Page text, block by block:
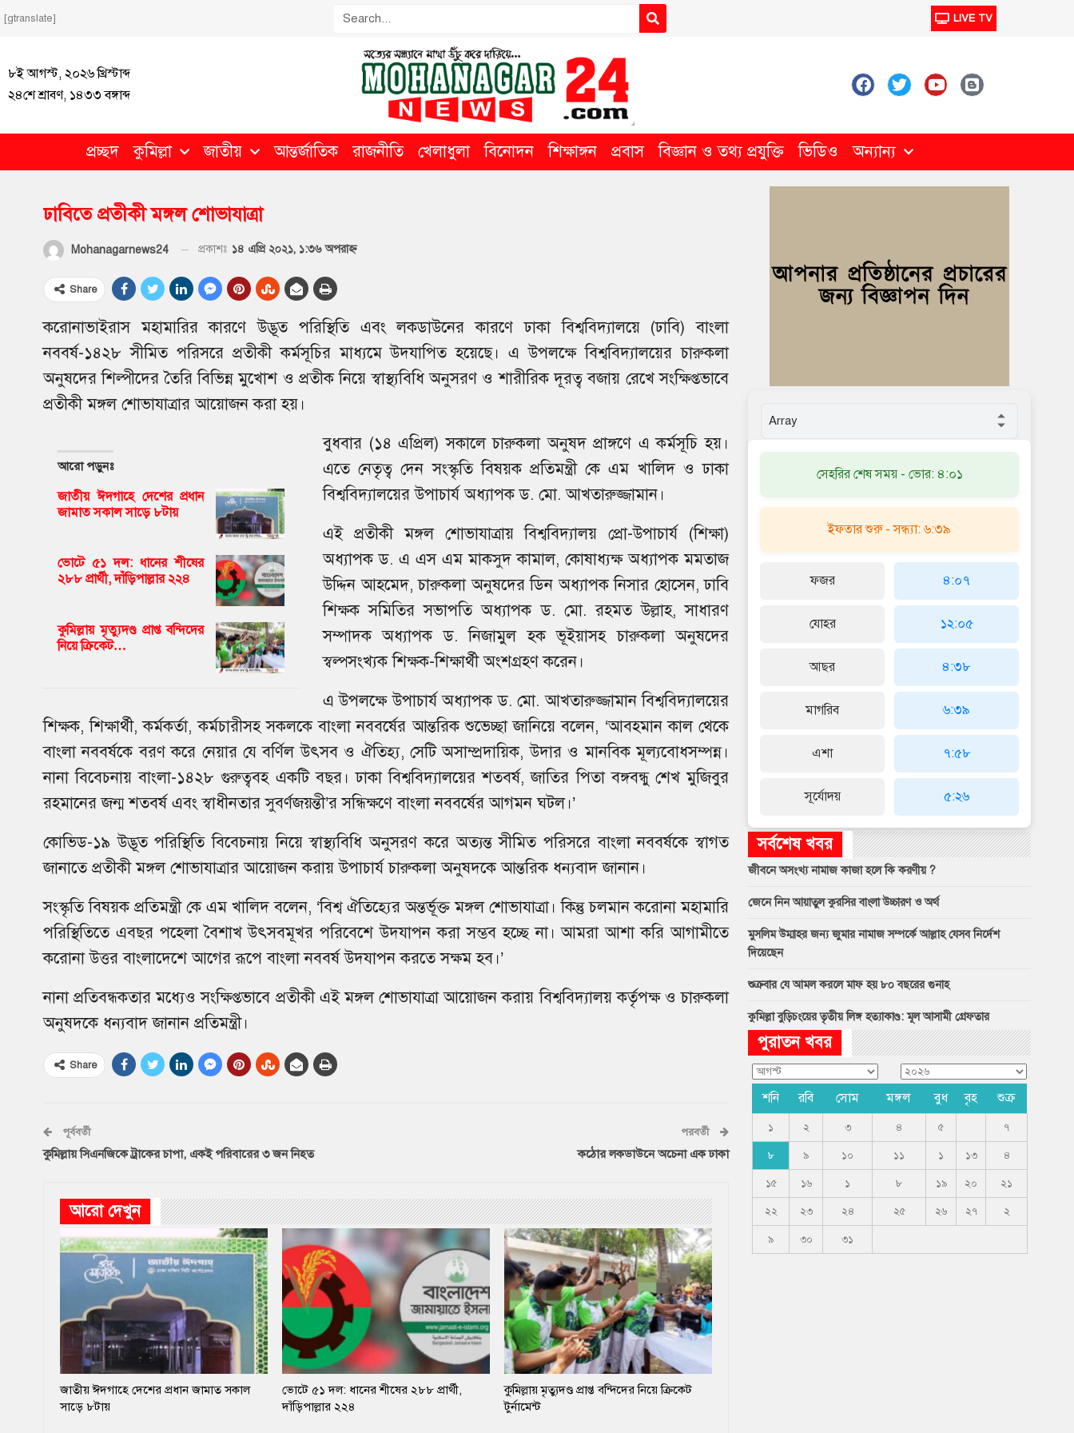
[gtranslate] LIVE TV
৮ই আগস্ট, ২০২৬ খ্রিস্টাব্দ
২৪শে শ্রাবণ, ১৪৩৩ বঙ্গাব্দ
প্রচ্ছদ কুমিল্লা জাতীয় আন্তর্জাতিক রাজনীতি খেলাধুলা বিনোদন শিক্ষাঙ্গন প্রবাস বিজ্ঞান ও তথ্য প্রযুক্তি ভিডিও অন্যান্য
ঢাবিতে প্রতীকী মঙ্গল শোভাযাত্রা
Mohanagarnews24 প্রকাশঃ ১৪ এপ্রি ২০২১, ১:৩৬ অপরাহ্ণ
Share
করোনাভাইরাস মহামারির কারণে উদ্ভূত পরিস্থিতি এবং লকডাউনের কারণে ঢাকা বিশ্ববিদ্যালয়ে (ঢাবি) বাংলা
নববর্ষ-১৪২৮ সীমিত পরিসরে প্রতীকী কর্মসূচির মাধ্যমে উদযাপিত হয়েছে। এ উপলক্ষে বিশ্ববিদ্যালয়ের চারুকলা
অনুষদের শিল্পীদের তৈরি বিভিন্ন মুখোশ ও প্রতীক নিয়ে স্বাস্থ্যবিধি অনুসরণ ও শারীরিক দূরত্ব বজায় রেখে সংক্ষিপ্তভাবে
প্রতীকী মঙ্গল শোভাযাত্রার আয়োজন করা হয়।
আরো পড়ুনঃ
জাতীয় ঈদগাহে দেশের প্রধান
জামাত সকাল সাড়ে ৮টায়
ভোটে ৫১ দল: ধানের শীষের
২৮৮ প্রার্থী, দাঁড়িপাল্লার ২২৪
কুমিল্লায় মৃত্যুদণ্ড প্রাপ্ত বন্দিদের
নিয়ে ক্রিকেট…
বুধবার (১৪ এপ্রিল) সকালে চারুকলা অনুষদ প্রাঙ্গণে এ কর্মসূচি হয়।
এতে নেতৃত্ব দেন সংস্কৃতি বিষয়ক প্রতিমন্ত্রী কে এম খালিদ ও ঢাকা
বিশ্ববিদ্যালয়ের উপাচার্য অধ্যাপক ড. মো. আখতারুজ্জামান।
এই প্রতীকী মঙ্গল শোভাযাত্রায় বিশ্ববিদ্যালয় প্রো-উপাচার্য (শিক্ষা)
অধ্যাপক ড. এ এস এম মাকসুদ কামাল, কোষাধ্যক্ষ অধ্যাপক মমতাজ
উদ্দিন আহমেদ, চারুকলা অনুষদের ডিন অধ্যাপক নিসার হোসেন, ঢাবি
শিক্ষক সমিতির সভাপতি অধ্যাপক ড. মো. রহমত উল্লাহ, সাধারণ
সম্পাদক অধ্যাপক ড. নিজামুল হক ভূইয়াসহ চারুকলা অনুষদের
স্বল্পসংখ্যক শিক্ষক-শিক্ষার্থী অংশগ্রহণ করেন।
এ উপলক্ষে উপাচার্য অধ্যাপক ড. মো. আখতারুজ্জামান বিশ্ববিদ্যালয়ের
শিক্ষক, শিক্ষার্থী, কর্মকর্তা, কর্মচারীসহ সকলকে বাংলা নববর্ষের আন্তরিক শুভেচ্ছা জানিয়ে বলেন, ‘আবহমান কাল থেকে
বাংলা নববর্ষকে বরণ করে নেয়ার যে বর্ণিল উৎসব ও ঐতিহ্য, সেটি অসাম্প্রদায়িক, উদার ও মানবিক মূল্যবোধসম্পন্ন।
নানা বিবেচনায় বাংলা-১৪২৮ গুরুত্ববহ একটি বছর। ঢাকা বিশ্ববিদ্যালয়ের শতবর্ষ, জাতির পিতা বঙ্গবন্ধু শেখ মুজিবুর
রহমানের জন্ম শতবর্ষ এবং স্বাধীনতার সুবর্ণজয়ন্তী’র সন্ধিক্ষণে বাংলা নববর্ষের আগমন ঘটল।’
কোভিড-১৯ উদ্ভূত পরিস্থিতি বিবেচনায় নিয়ে স্বাস্থ্যবিধি অনুসরণ করে অত্যন্ত সীমিত পরিসরে বাংলা নববর্ষকে স্বাগত
জানাতে প্রতীকী মঙ্গল শোভাযাত্রার আয়োজন করায় উপাচার্য চারুকলা অনুষদকে আন্তরিক ধন্যবাদ জানান।
সংস্কৃতি বিষয়ক প্রতিমন্ত্রী কে এম খালিদ বলেন, ‘বিশ্ব ঐতিহ্যের অন্তর্ভূক্ত মঙ্গল শোভাযাত্রা। কিন্তু চলমান করোনা মহামারি
পরিস্থিতিতে এবছর পহেলা বৈশাখ উৎসবমূখর পরিবেশে উদযাপন করা সম্ভব হচ্ছে না। আমরা আশা করি আগামীতে
করোনা উত্তর বাংলাদেশে আগের রূপে বাংলা নববর্ষ উদযাপন করতে সক্ষম হব।’
নানা প্রতিবন্ধকতার মধ্যেও সংক্ষিপ্তভাবে প্রতীকী এই মঙ্গল শোভাযাত্রা আয়োজন করায় বিশ্ববিদ্যালয় কর্তৃপক্ষ ও চারুকলা
অনুষদকে ধন্যবাদ জানান প্রতিমন্ত্রী।
Share
পূর্ববর্তী
কুমিল্লায় সিএনজিকে ট্রাকের চাপা, একই পরিবারের ৩ জন নিহত
পরবর্তী
কঠোর লকডাউনে অচেনা এক ঢাকা
আরো দেখুন
জাতীয় ঈদগাহে দেশের প্রধান জামাত সকাল
সাড়ে ৮টায়
ভোটে ৫১ দল: ধানের শীষের ২৮৮ প্রার্থী,
দাঁড়িপাল্লার ২২৪
কুমিল্লায় মৃত্যুদণ্ড প্রাপ্ত বন্দিদের নিয়ে ক্রিকেট
টুর্নামেন্ট
সেহরির শেষ সময় - ভোর: ৪:০১
ইফতার শুরু - সন্ধ্যা: ৬:৩৯
ফজর
যোহর
আছর
মাগরিব
এশা
সূর্যোদয়
৪:০৭
১২:০৫
৪:৩৮
৬:৩৯
৭:৫৮
৫:২৬
সর্বশেষ খবর
জীবনে অসংখ্য নামাজ কাজা হলে কি করণীয় ?
জেনে নিন আয়াতুল কুরসির বাংলা উচ্চারণ ও অর্থ
মুসলিম উম্মাহর জন্য জুমার নামাজ সম্পর্কে আল্লাহ যেসব নির্দেশ
দিয়েছেন
শুক্রবার যে আমল করলে মাফ হয় ৮০ বছরের গুনাহ
কুমিল্লা বুড়িচংয়ের তৃতীয় লিঙ্গ হত্যাকাণ্ড: মূল আসামী গ্রেফতার
পুরাতন খবর
শনি রবি সোম মঙ্গল বুধ বৃহ শুক্র
১ ২ ৩ ৪ ৫ ৭
৮ ৯ ১০ ১১ ১ ১৩ ৪
১৫ ১৬ ১ ৮ ১৯ ২০ ২১
২২ ২৩ ২৪ ২৫ ২৬ ২৭ ২
৯ ৩০ ৩১